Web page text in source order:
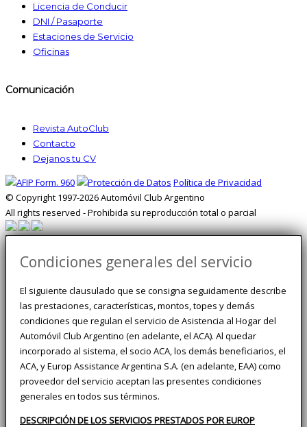
Licencia de Conducir
DNI / Pasaporte
Estaciones de Servicio
Oficinas
Comunicación
Revista AutoClub
Contacto
Dejanos tu CV
Política de Privacidad
© Copyright 1997-2026 Automóvil Club Argentino
All rights reserved - Prohibida su reproducción total o parcial
Condiciones generales del servicio
El siguiente clausulado que se consigna seguidamente describe
las prestaciones, características, montos, topes y demás
condiciones que regulan el servicio de Asistencia al Hogar del
Automóvil Club Argentino (en adelante, el ACA). Al quedar
incorporado al sistema, el socio ACA, los demás beneficiarios, el
ACA, y Europ Assistance Argentina S.A. (en adelante, EAA) como
proveedor del servicio aceptan las presentes condiciones
generales en todos sus términos.
DESCRIPCIÓN DE LOS SERVICIOS PRESTADOS POR EUROP